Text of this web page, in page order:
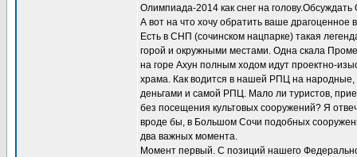
Олимпиада-2014 как снег на
А вот на что хочу обратить ваше драгоценное
Есть в СНП (сочинском нацпарке) такая
горой и окружными местами. Одна скала
на горе Ахун полным ходом идут проектно-
храма. Как водится в нашей РПЦ на народные,
деньгами и самой РПЦ. Мало ли туристов,
без посещения культовых сооружений? Я
вроде бы, в Большом Сочи подобных
два важных момента.
Момент первый. С позиций нашего